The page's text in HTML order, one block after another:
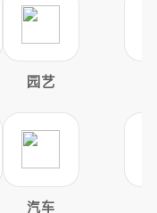
园艺
汽车